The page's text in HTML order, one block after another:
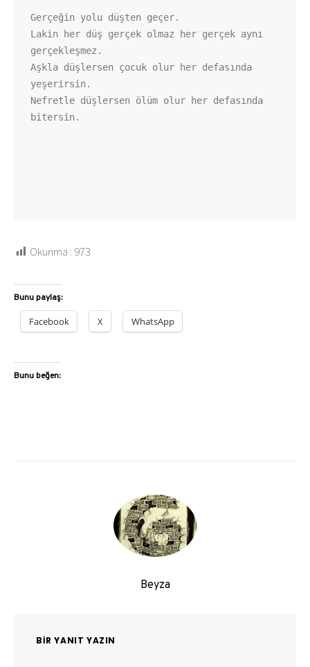
Gerçeğin yolu düşten geçer.
Lakin her düş gerçek olmaz her gerçek aynı
gerçekleşmez.
Aşkla düşlersen çocuk olur her defasında
yeşerirsin.
Nefretle düşlersen ölüm olur her defasında
bitersin.
Okunma : 973
Bunu paylaş:
Facebook X WhatsApp
Bunu beğen:
Beyza
BIR YANIT YAZIN